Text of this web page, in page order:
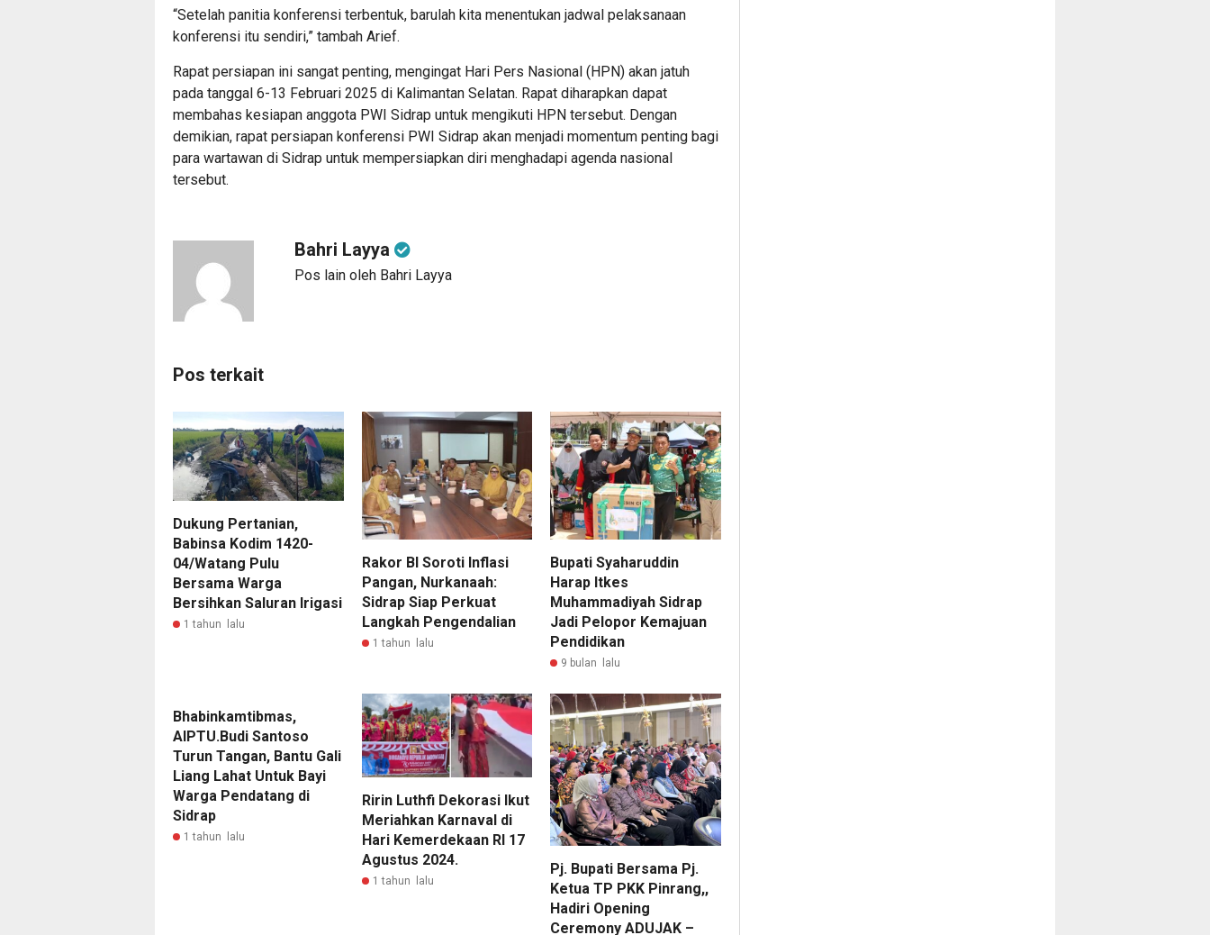
“Setelah panitia konferensi terbentuk, barulah kita menentukan jadwal pelaksanaan
konferensi itu sendiri,” tambah Arief.
Rapat persiapan ini sangat penting, mengingat Hari Pers Nasional (HPN) akan jatuh
pada tanggal 6-13 Februari 2025 di Kalimantan Selatan. Rapat diharapkan dapat
membahas kesiapan anggota PWI Sidrap untuk mengikuti HPN tersebut. Dengan
demikian, rapat persiapan konferensi PWI Sidrap akan menjadi momentum penting bagi
para wartawan di Sidrap untuk mempersiapkan diri menghadapi agenda nasional
tersebut.
Bahri Layya
Pos lain oleh Bahri Layya
Pos terkait
Dukung Pertanian,
Babinsa Kodim 1420-
04/Watang Pulu
Bersama Warga
Bersihkan Saluran Irigasi
1 tahun lalu
Rakor BI Soroti Inflasi
Pangan, Nurkanaah:
Sidrap Siap Perkuat
Langkah Pengendalian
1 tahun lalu
Bupati Syaharuddin
Harap Itkes
Muhammadiyah Sidrap
Jadi Pelopor Kemajuan
Pendidikan
9 bulan lalu
Bhabinkamtibmas,
AIPTU.Budi Santoso
Turun Tangan, Bantu Gali
Liang Lahat Untuk Bayi
Warga Pendatang di
Sidrap
1 tahun lalu
Ririn Luthfi Dekorasi Ikut
Meriahkan Karnaval di
Hari Kemerdekaan RI 17
Agustus 2024.
1 tahun lalu
Pj. Bupati Bersama Pj.
Ketua TP PKK Pinrang,,
Hadiri Opening
Ceremony ADUJAK –